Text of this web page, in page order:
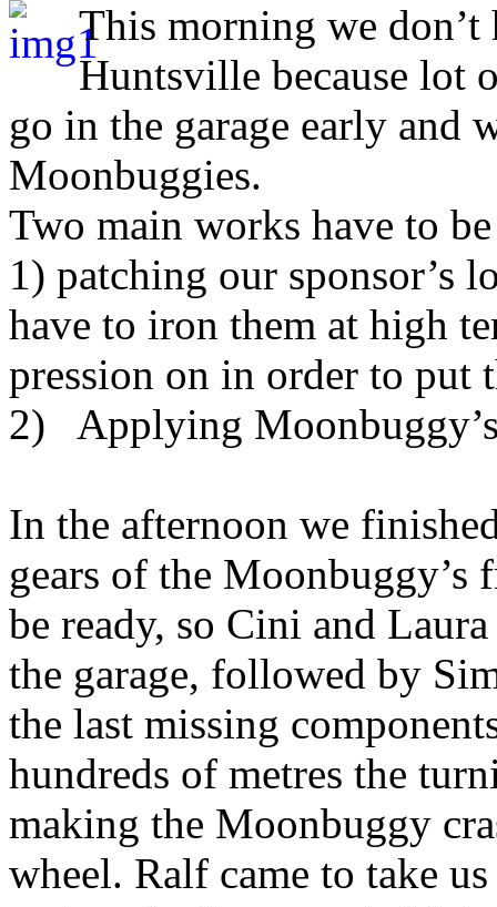
This morning we
Huntsville because lot
go in the garage early and
Moonbuggies.
Two main works have to
1) patching our sponsor’s
have to iron them at high
pression on in order to put
2) Applying
In the afternoon we
gears of the Moonbuggy’s
be ready, so Cini and
the garage, followed by
the last missing
hundreds of metres the
making the Moonbuggy
wheel. Ralf came to take